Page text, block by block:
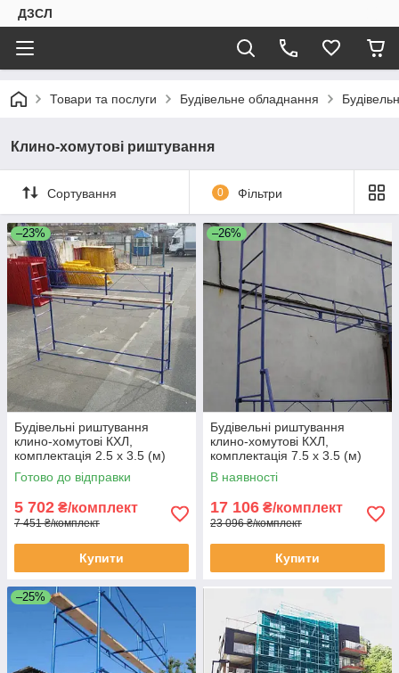
ДЗСЛ
Товари та послуги Будівельне обладнання
Клино-хомутові риштування
Сортування 0 Фільтри
–23%
Будівельні риштування
клино-хомутові КХЛ,
комплектація 2.5 х 3.5 (м)
Готово до відправки
5 702 ₴/комплект
7 451 ₴/комплект
Купити
–26%
Будівельні риштування
клино-хомутові КХЛ,
комплектація 7.5 х 3.5 (м)
В наявності
17 106 ₴/комплект
23 096 ₴/комплект
Купити
–25%